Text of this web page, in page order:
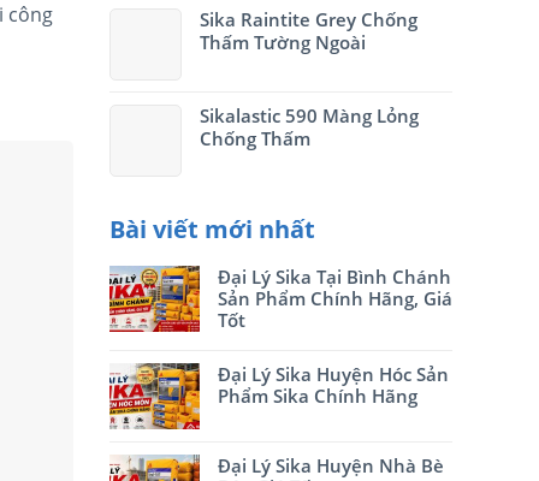
công
Sika Raintite Grey Chống
Thấm Tường Ngoài
Sikalastic 590 Màng Lỏng
Chống Thấm
Bài viết mới nhất
Đại Lý Sika Tại Bình Chánh
Sản Phẩm Chính Hãng, Giá
Tốt
Đại Lý Sika Huyện Hóc Sản
Phẩm Sika Chính Hãng
Đại Lý Sika Huyện Nhà Bè